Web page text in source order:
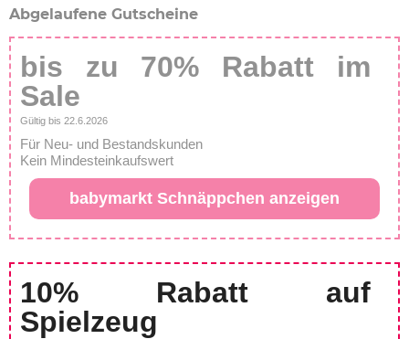
Abgelaufene Gutscheine
bis zu 70% Rabatt im
Sale
Gültig bis 22.6.2026
Für Neu- und Bestandskunden
Kein Mindesteinkaufswert
babymarkt Schnäppchen anzeigen
10% Rabatt auf
Spielzeug